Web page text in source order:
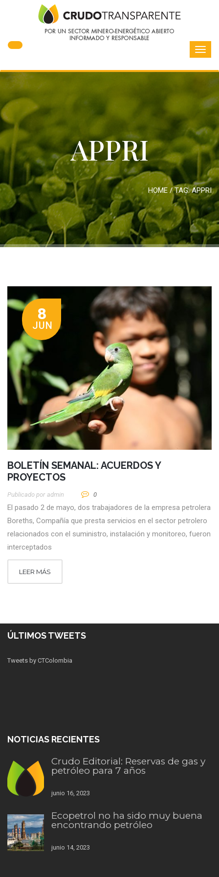
APPRI
HOME / TAG:APPRI
8
JUN
BOLETÍN SEMANAL: ACUERDOS Y
PROYECTOS
Publicado por Admin 0
El pasado 2 de mayo, dos trabajadores de la empresa petrolera
Boreths, Compañía que presta servicios en el sector petrolero
relacionados con el suministro, instalación y monitoreo, fueron
interceptados
LEER MÁS
ÚLTIMOS TWEETS
Tweets by CTColombia
NOTICIAS RECIENTES
Crudo Editorial: Reservas de gas y
petróleo para 7 años
junio 16, 2023
Ecopetrol no ha sido muy buena
encontrando petróleo
junio 14, 2023